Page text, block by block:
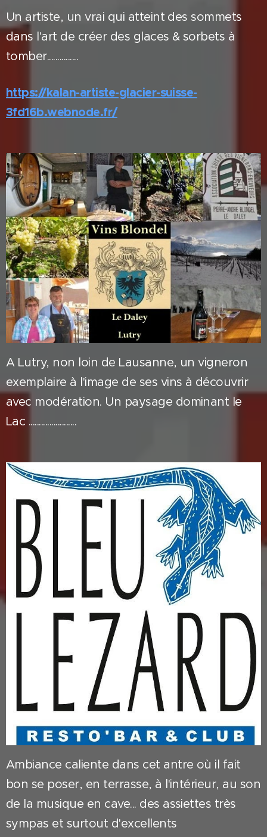
Un artiste, un vrai qui atteint des sommets
dans l'art de créer des glaces & sorbets à
tomber...............
https://kalan-artiste-glacier-suisse-
3fd16b.webnode.fr/
A Lutry, non loin de Lausanne, un vigneron
exemplaire à l'image de ses vins à découvrir
avec modération. Un paysage dominant le
Lac .......................
Ambiance caliente dans cet antre où il fait
bon se poser, en terrasse, à l'intérieur, au son
de la musique en cave... des assiettes très
sympas et surtout d'excellents